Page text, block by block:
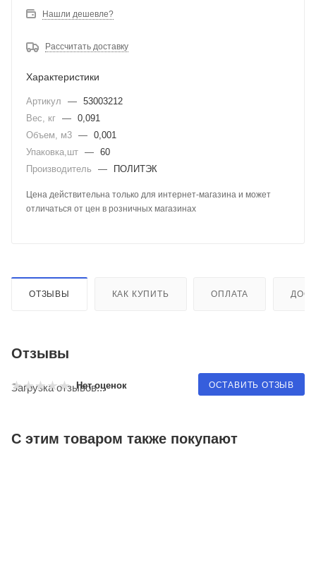
Нашли дешевле?
Рассчитать доставку
Характеристики
Артикул — 53003212
Вес, кг — 0,091
Объем, м3 — 0,001
Упаковка,шт — 60
Производитель
— ПОЛИТЭК
Цена действительна только для интернет-магазина и может
отличаться от цен в розничных магазинах
ОТЗЫВЫ КАК КУПИТЬ ОПЛАТА
Отзывы
Нет оценок ОСТАВИТЬ ОТЗЫВ
Загрузка отзывов...
С этим товаром также покупают